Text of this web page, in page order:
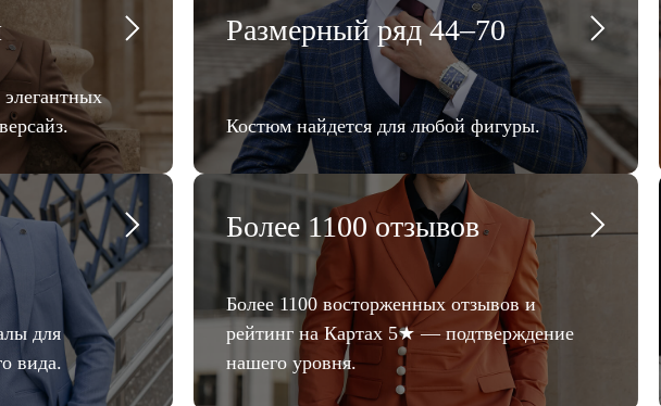
Размерный ряд 44–70
Костюм найдется для любой фигуры.
для
вида.
Более 1100 отзывов
Более 1100 восторженных отзывов и
рейтинг на Картах 5★ — подтверждение
нашего уровня.